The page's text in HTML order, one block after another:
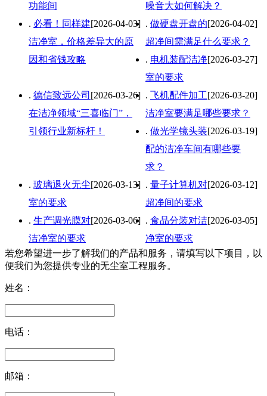
功能间
噪音大如何解决？
[2026-04-03]
. 必看！同样建
洁净室，价格差异大的原
因和省钱攻略
[2026-04-02]
. 做硬盘开盘的
超净间需满足什么要求？
[2026-03-27]
. 电机装配洁净
室的要求
[2026-03-26]
. 德信致远公司
在洁净领域“三喜临门”，
引领行业新标杆！
[2026-03-20]
. 飞机配件加工
洁净室要满足哪些要求？
[2026-03-19]
. 做光学镜头装
配的洁净车间有哪些要
求？
[2026-03-13]
. 玻璃退火无尘
室的要求
[2026-03-12]
. 量子计算机对
超净间的要求
[2026-03-06]
. 生产调光膜对
洁净室的要求
[2026-03-05]
. 食品分装对洁
净室的要求
若您希望进一步了解我们的产品和服务，请填写以下项目，以
便我们为您提供专业的无尘室工程服务。
姓名：
电话：
邮箱：